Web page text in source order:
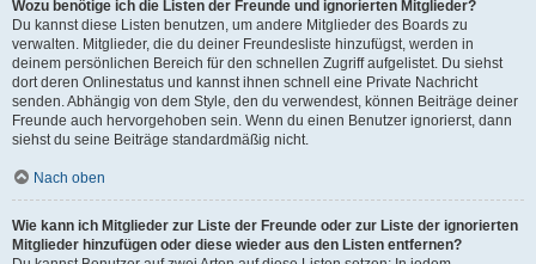
Wozu benötige ich die Listen der Freunde und ignorierten Mitglieder?
Du kannst diese Listen benutzen, um andere Mitglieder des Boards zu
verwalten. Mitglieder, die du deiner Freundesliste hinzufügst, werden in
deinem persönlichen Bereich für den schnellen Zugriff aufgelistet. Du siehst
dort deren Onlinestatus und kannst ihnen schnell eine Private Nachricht
senden. Abhängig von dem Style, den du verwendest, können Beiträge deiner
Freunde auch hervorgehoben sein. Wenn du einen Benutzer ignorierst, dann
siehst du seine Beiträge standardmäßig nicht.
Nach oben
Wie kann ich Mitglieder zur Liste der Freunde oder zur Liste der ignorierten
Mitglieder hinzufügen oder diese wieder aus den Listen entfernen?